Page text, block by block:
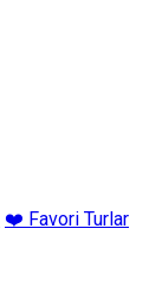
❤️ Favori Turlar